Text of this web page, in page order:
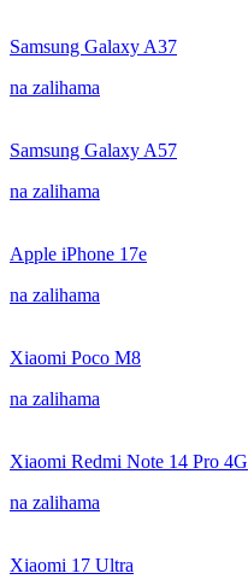
Samsung Galaxy A37
na zalihama
Samsung Galaxy A57
na zalihama
Apple iPhone 17e
na zalihama
Xiaomi Poco M8
na zalihama
Xiaomi Redmi Note 14 Pro 4G
na zalihama
Xiaomi 17 Ultra